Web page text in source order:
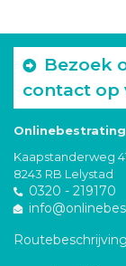
Bezoek
contact op
Kaapstanderweg
8243 RB Lelystad
0320 - 219170
Routebeschrijving